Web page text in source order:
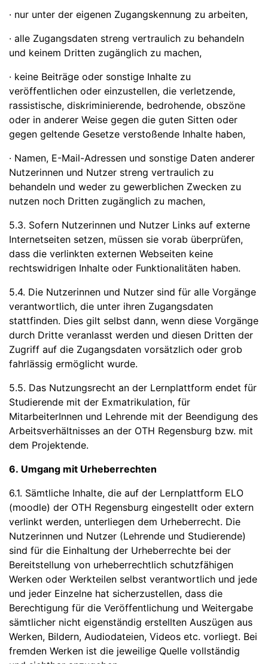
· nur unter der eigenen Zugangskennung zu arbeiten,
· alle Zugangsdaten streng vertraulich zu behandeln
und keinem Dritten zugänglich zu machen,
· keine Beiträge oder sonstige Inhalte zu
veröffentlichen oder einzustellen, die verletzende,
rassistische, diskriminierende, bedrohende, obszöne
oder in anderer Weise gegen die guten Sitten oder
gegen geltende Gesetze verstoßende Inhalte haben,
· Namen, E-Mail-Adressen und sonstige Daten anderer
Nutzerinnen und Nutzer streng vertraulich zu
behandeln und weder zu gewerblichen Zwecken zu
nutzen noch Dritten zugänglich zu machen,
5.3. Sofern Nutzerinnen und Nutzer Links auf externe
Internetseiten setzen, müssen sie vorab überprüfen,
dass die verlinkten externen Webseiten keine
rechtswidrigen Inhalte oder Funktionalitäten haben.
5.4. Die Nutzerinnen und Nutzer sind für alle Vorgänge
verantwortlich, die unter ihren Zugangsdaten
stattfinden. Dies gilt selbst dann, wenn diese Vorgänge
durch Dritte veranlasst werden und diesen Dritten der
Zugriff auf die Zugangsdaten vorsätzlich oder grob
fahrlässig ermöglicht wurde.
5.5. Das Nutzungsrecht an der Lernplattform endet für
Studierende mit der Exmatrikulation, für
MitarbeiterInnen und Lehrende mit der Beendigung des
Arbeitsverhältnisses an der OTH Regensburg bzw. mit
dem Projektende.
6. Umgang mit Urheberrechten
6.1. Sämtliche Inhalte, die auf der Lernplattform ELO
(moodle) der OTH Regensburg eingestellt oder extern
verlinkt werden, unterliegen dem Urheberrecht. Die
Nutzerinnen und Nutzer (Lehrende und Studierende)
sind für die Einhaltung der Urheberrechte bei der
Bereitstellung von urheberrechtlich schutzfähigen
Werken oder Werkteilen selbst verantwortlich und jede
und jeder Einzelne hat sicherzustellen, dass die
Berechtigung für die Veröffentlichung und Weitergabe
sämtlicher nicht eigenständig erstellten Auszügen aus
Werken, Bildern, Audiodateien, Videos etc. vorliegt. Bei
fremden Werken ist die jeweilige Quelle vollständig